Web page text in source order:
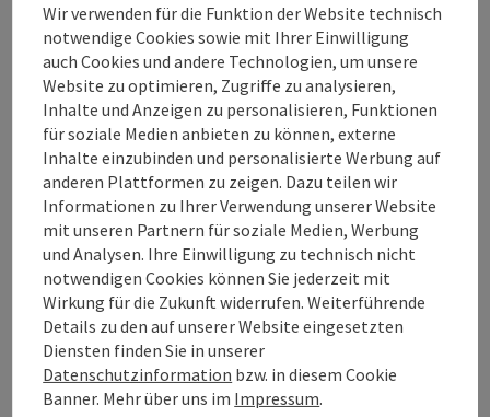
5 x Übernachtungen im Doppelzimmer inkl.
Frühstücksbuffet
5 x 4–gängiges Fitness Menü
Freier Eintritt in unsere Saunaoase
5 x Greenfee einzulösen bei den Golfplätzen der
Golfregion Donau Böhmerwald Bayerwald
Verpflegung
Vollpension
Halbpension
Frühstück
Mögliche Anreisetermine
Buchbar: 1. Mai – 31. Oktober
Buchen / Anfrage
Wir verwenden für die Funktion der Website technisch
notwendige Cookies sowie mit Ihrer Einwilligung
auch Cookies und andere Technologien, um unsere
Website zu optimieren, Zugriffe zu analysieren,
Inhalte und Anzeigen zu personalisieren, Funktionen
für soziale Medien anbieten zu können, externe
Inhalte einzubinden und personalisierte Werbung auf
anderen Plattformen zu zeigen. Dazu teilen wir
Informationen zu Ihrer Verwendung unserer Website
mit unseren Partnern für soziale Medien, Werbung
und Analysen. Ihre Einwilligung zu technisch nicht
notwendigen Cookies können Sie jederzeit mit
Wirkung für die Zukunft widerrufen. Weiterführende
Details zu den auf unserer Website eingesetzten
Diensten finden Sie in unserer
Datenschutzinformation bzw. in diesem Cookie
Banner. Mehr über uns im Impressum.